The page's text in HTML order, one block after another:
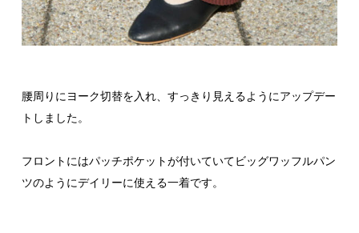
腰周りにヨーク切替を入れ、すっきり見えるようにアップデー
トしました。
フロントにはパッチポケットが付いていてビッグワッフルパン
ツのようにデイリーに使える一着です。